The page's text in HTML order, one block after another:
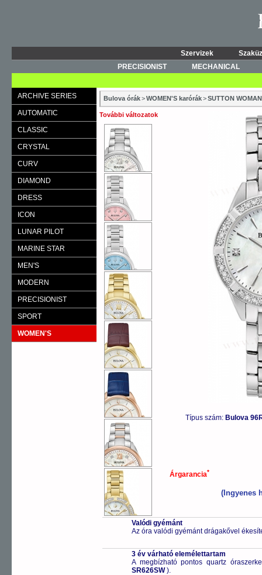
Szervizek
PRECISIONIST
MECHANICAL
ARCHIVE SERIES
AUTOMATIC
CLASSIC
CRYSTAL
CURV
DIAMOND
DRESS
ICON
LUNAR PILOT
MARINE STAR
MEN'S
MODERN
PRECISIONIST
SPORT
WOMEN'S
Bulova órák>WOMEN'S karórák>SUTTON WOMAN
További változatok
Típus szám: Bulova
Árgarancia*
(Ingyenes
Valódi gyémánt
Az óra valódi gyémánt drágakővel
3 év várható elemélettartam
A megbízható pontos quartz
SR626SW).